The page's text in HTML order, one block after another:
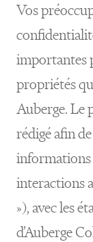
Vos
importantes
propriétés
Auberge. Le
rédigé afin
informations
interactions
»), avec les
d’Auberge